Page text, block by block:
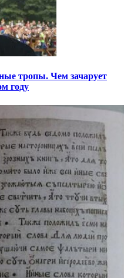
тропы. Чем зачарует
году